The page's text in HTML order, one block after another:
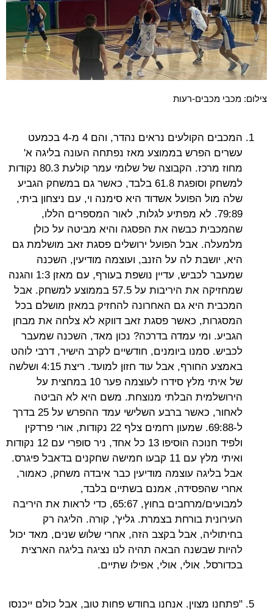
צילום: מכבי מכבים-רעות
המכבים הקולעים נראים נהדר, והם 4 מ-4 בכמעט
עשרים הפרש בממוצע מאז נפתחה העונה בליגה א'
מחוז מרכז. הקבוצה של שלומי עמר קולעת 80.3 נקודות
למשחק וסופגת 61.8 בלבד, כאשר גם במשחק הגביע
שלה מול הפועל אשדוד היא סימנה וי, עם ניצחון ביתי,
79:89. לא מפתיע לגלות, לאור המספרים הללו,
שהמכבית כבשה את הפסגה והיא מביטה על כולן
מלמעלה. אבל הפועל ירושלים פסגת זאב מושלמת גם
היא, יושבת לה על הזנב, ועוצמה מודיעין, השכנה
שמעבר לכביש, עדיין נושפת בעורף, עם מאזן 1:3 והגנה
שמחזיקה את היריבות על 57.5 בממוצע למשחק. אבל
המכבית היא גם האחרונה להחזיק במאזן מושלם בכל
המסגרות, כאשר פסגת זאב דווקא לא צלחה את מבחן
הגביע. ומי עמדה בדרכה? נכון מאד, השכנה שמעבר
לכביש. סמנו ביומנים, חודשיים לקרב הישיר, דרבי לוהט
באמצע החורף, אבל עוד חזון למועד. ריצת 4:15 ושלשה
של איתי מלץ סידרו לעוצמה פער 10 במחצית על
הירושלמית הבלתי מנוצחת. משם היא לא הביטה
לאחור, כאשר ברבע השלישי עמד ההפרש על 25 בדרך
ל-69:88. שמעון רחמים צלף 22 נקודות, אורי פרדקין
ולפיד חנוכה הוסיפו 13 כל אחד, ניר סופרי עם 12 נקודות
ואיתי מלץ עם 11 קבעו חמישה שחקנים בדאבל פיגרס.
אבל בליגה עוצמה מודיעין כבר איבדה משחק, כאמור,
אחרי שהפסידה, אמנם בשתיים בלבד,
למבועים/מרחבים בחוץ, 65:67, כדי לראות את היריבה
העירונית בורחת בצמרת. גליץ', קורה. הליגה רק
בחיתוליה, אבל בקצב הזה, אחרי שלוש שנים, מאד יכול
להיות שבשנה הבאה תהיה לנו נציגה בליגה הארצית
בכדורסל. אולי, אולי, אפילו שתיים.
"פתחנו מצוין. אנחנו בחודש פחות טוב, אבל כולם ייכנסו